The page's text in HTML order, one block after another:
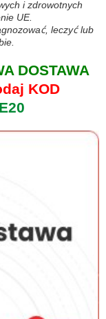
i zdrowotnych
UE.
leczyć lub
DOSTAWA
KOD